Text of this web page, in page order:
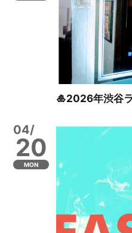
🎍2026年渋谷
04/
20
MON